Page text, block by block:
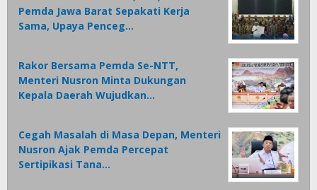
Pemda Jawa Barat Sepakati Kerja
Sama, Upaya Penceg…
Rakor Bersama Pemda Se-NTT,
Menteri Nusron Minta Dukungan
Kepala Daerah Wujudkan…
Cegah Masalah di Masa Depan, Menteri
Nusron Ajak Pemda Percepat
Sertipikasi Tana…